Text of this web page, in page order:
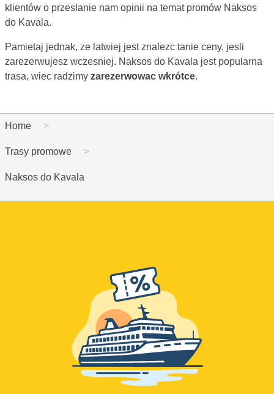
klientów o przeslanie nam opinii na temat promów Naksos
do Kavala.
Pamietaj jednak, ze latwiej jest znalezc tanie ceny, jesli
zarezerwujesz wczesniej. Naksos do Kavala jest popularna
trasa, wiec radzimy zarezerwowac wkrótce.
Home
Trasy promowe
Naksos do Kavala